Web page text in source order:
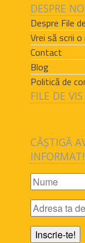
DESPRE
Despre File
Vrei să scrii o
Contact
Blog
Politică de
FILE DE
CĂȘTIGĂ
INFORMAT!